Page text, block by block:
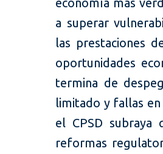
economía más
a superar
las prestaciones
oportunidades
termina de
limitado y fallas
el CPSD subraya
reformas